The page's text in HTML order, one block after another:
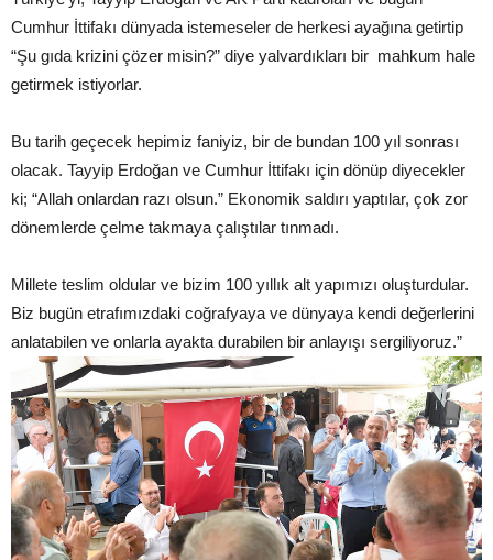
Cumhur İttifakı dünyada istemeseler de herkesi ayağına getirtip
“Şu gıda krizini çözer misin?” diye yalvardıkları bir mahkum hale
getirmek istiyorlar.
Bu tarih geçecek hepimiz faniyiz, bir de bundan 100 yıl sonrası
olacak. Tayyip Erdoğan ve Cumhur İttifakı için dönüp diyecekler
ki; “Allah onlardan razı olsun.” Ekonomik saldırı yaptılar, çok zor
dönemlerde çelme takmaya çalıştılar tınmadı.
Millete teslim oldular ve bizim 100 yıllık alt yapımızı oluşturdular.
Biz bugün etrafımızdaki coğrafyaya ve dünyaya kendi değerlerini
anlatabilen ve onlarla ayakta durabilen bir anlayışı sergiliyoruz.”